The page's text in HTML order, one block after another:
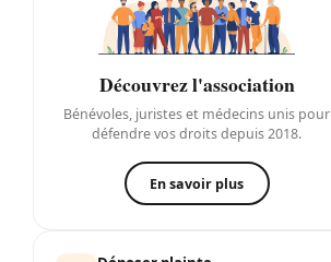
Découvrez l'association
Bénévoles, juristes et médecins unis pour
défendre vos droits depuis 2018.
En savoir plus